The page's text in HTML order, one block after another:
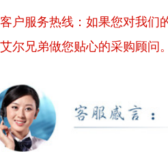
户服务热线：如果您对我们
艾尔兄弟做您贴心的采购顾问。